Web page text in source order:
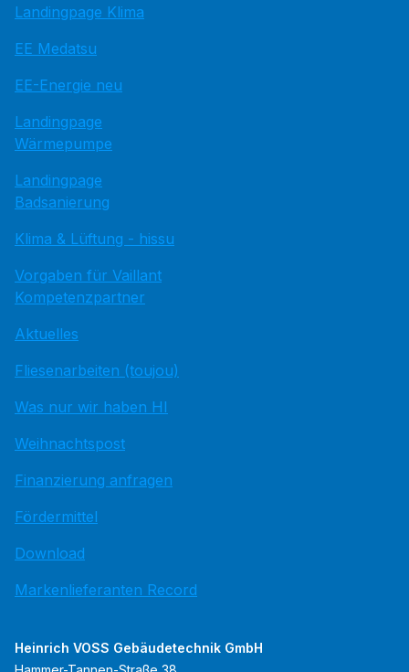
Landingpage Klima
EE Medatsu
EE-Energie neu
Landingpage
Wärmepumpe
Landingpage
Badsanierung
Klima & Lüftung - hissu
Vorgaben für Vaillant
Kompetenzpartner
Aktuelles
Fliesenarbeiten (toujou)
Was nur wir haben HI
Weihnachtspost
Finanzierung anfragen
Fördermittel
Download
Markenlieferanten Record
Heinrich VOSS Gebäudetechnik GmbH